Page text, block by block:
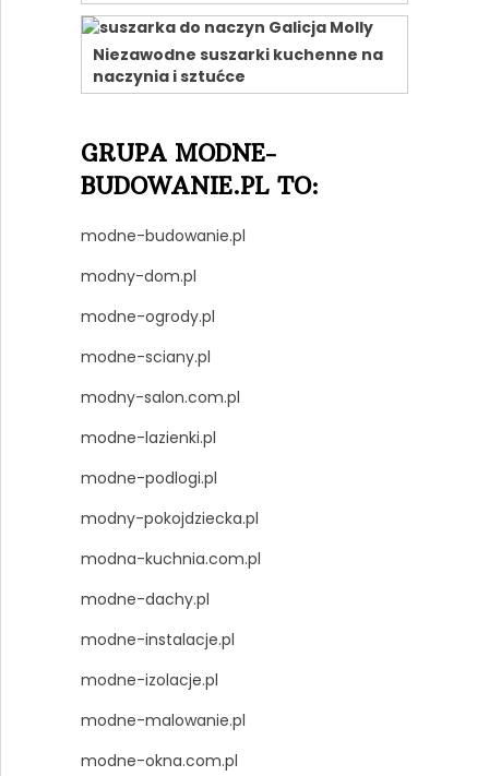
Niezawodne suszarki kuchenne na
naczynia i sztućce
GRUPA MODNE-
BUDOWANIE.PL TO:
modne-budowanie.pl
modny-dom.pl
modne-ogrody.pl
modne-sciany.pl
modny-salon.com.pl
modne-lazienki.pl
modne-podlogi.pl
modny-pokojdziecka.pl
modna-kuchnia.com.pl
modne-dachy.pl
modne-instalacje.pl
modne-izolacje.pl
modne-malowanie.pl
modne-okna.com.pl